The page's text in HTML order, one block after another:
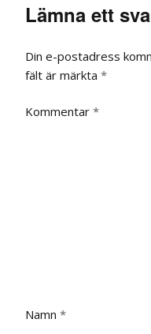
Lämna ett
Din e-postadress
fält är märkta *
Kommentar *
Namn *